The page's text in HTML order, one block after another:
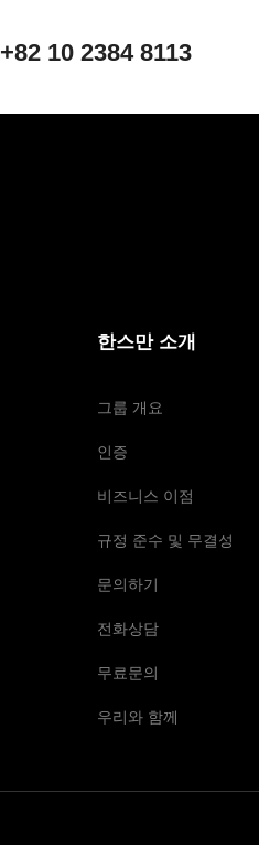
+82 10 2384 8113
한스만 소개
그룹 개요
인증
비즈니스 이점
규정 준수 및 무결성
문의하기
전화상담
무료문의
우리와 함께